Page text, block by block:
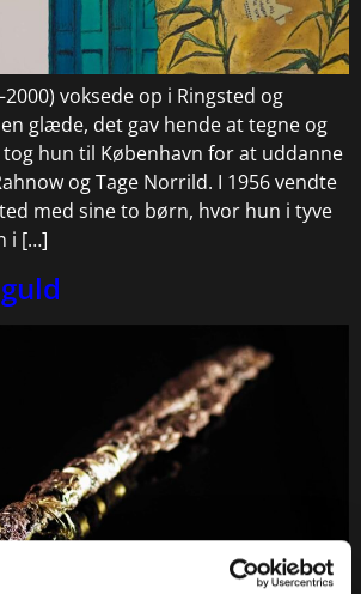
voksede op i Ringsted og
glæde, det gav hende at tegne og
tog hun til København for at uddanne
og Tage Norrild. I 1956 vendte
med sine to børn, hvor hun i tyve
i […]